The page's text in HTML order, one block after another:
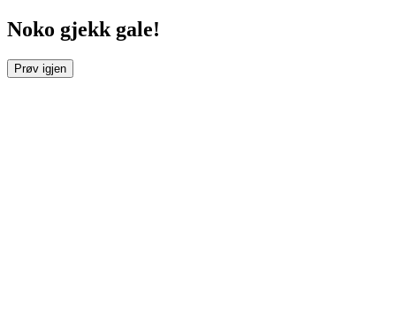
Noko gjekk gale!
Prøv igjen